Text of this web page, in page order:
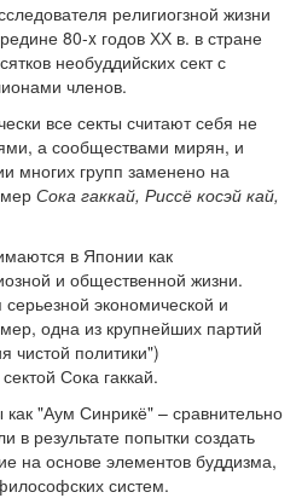
религиогзной жизни
80-x годов ХХ в. в стране
необуддийских сект с
членов.
все секты считают себя не
а сообществами мирян, и
многих групп заменено на
Сока гаккай, Риссё косэй кай,
в Японии как
и общественной жизни.
экономической и
одна из крупнейших партий
чистой политики")
Сока гаккай.
как "Аум Синрикё" – сравнительно
в результате попытки создать
на основе элементов буддизма,
систем.